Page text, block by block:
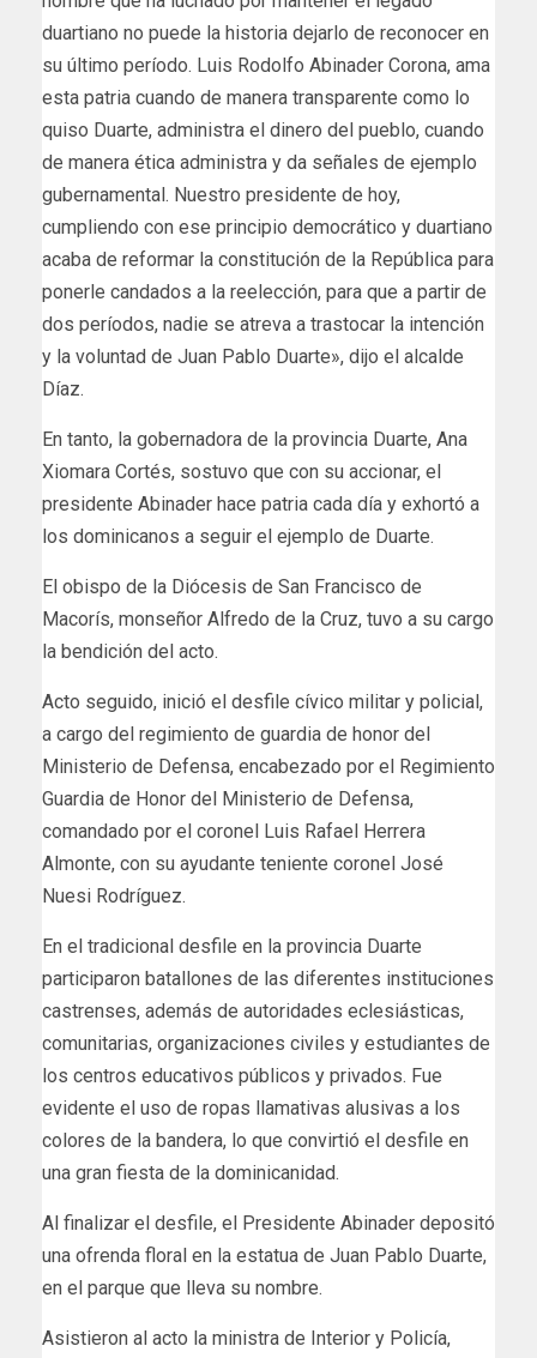
duartiano no puede la historia dejarlo de reconocer en
su último período. Luis Rodolfo Abinader Corona, ama
esta patria cuando de manera transparente como lo
quiso Duarte, administra el dinero del pueblo, cuando
de manera ética administra y da señales de ejemplo
gubernamental. Nuestro presidente de hoy,
cumpliendo con ese principio democrático y duartiano
acaba de reformar la constitución de la República para
ponerle candados a la reelección, para que a partir de
dos períodos, nadie se atreva a trastocar la intención
y la voluntad de Juan Pablo Duarte», dijo el alcalde
Díaz.
En tanto, la gobernadora de la provincia Duarte, Ana
Xiomara Cortés, sostuvo que con su accionar, el
presidente Abinader hace patria cada día y exhortó a
los dominicanos a seguir el ejemplo de Duarte.
El obispo de la Diócesis de San Francisco de
Macorís, monseñor Alfredo de la Cruz, tuvo a su cargo
la bendición del acto.
Acto seguido, inició el desfile cívico militar y policial,
a cargo del regimiento de guardia de honor del
Ministerio de Defensa, encabezado por el Regimiento
Guardia de Honor del Ministerio de Defensa,
comandado por el coronel Luis Rafael Herrera
Almonte, con su ayudante teniente coronel José
Nuesi Rodríguez.
En el tradicional desfile en la provincia Duarte
participaron batallones de las diferentes instituciones
castrenses, además de autoridades eclesiásticas,
comunitarias, organizaciones civiles y estudiantes de
los centros educativos públicos y privados. Fue
evidente el uso de ropas llamativas alusivas a los
colores de la bandera, lo que convirtió el desfile en
una gran fiesta de la dominicanidad.
Al finalizar el desfile, el Presidente Abinader depositó
una ofrenda floral en la estatua de Juan Pablo Duarte,
en el parque que lleva su nombre.
Asistieron al acto la ministra de Interior y Policía,